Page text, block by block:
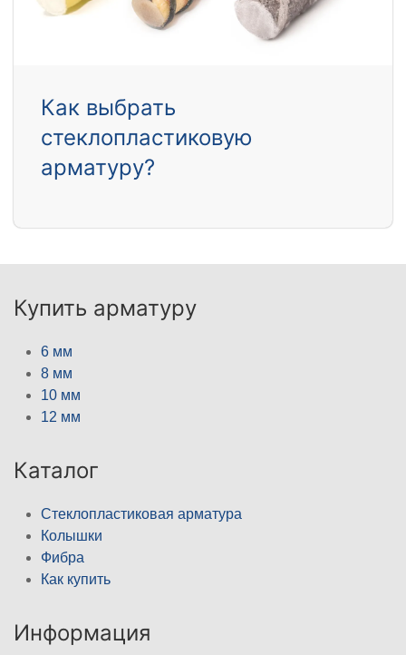
Как выбрать
стеклопластиковую
арматуру?
Купить арматуру
6 мм
8 мм
10 мм
12 мм
Каталог
Стеклопластиковая арматура
Колышки
Фибра
Как купить
Информация